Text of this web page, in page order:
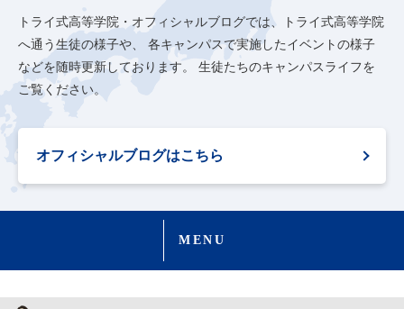
トライ式高等学院・オフィシャルブログでは、トライ式高等学院
へ通う生徒の様子や、
各キャンパスで実施したイベントの様子
などを随時更新しております。
生徒たちのキャンパスライフを
ご覧ください。
オフィシャルブログはこちら
MENU